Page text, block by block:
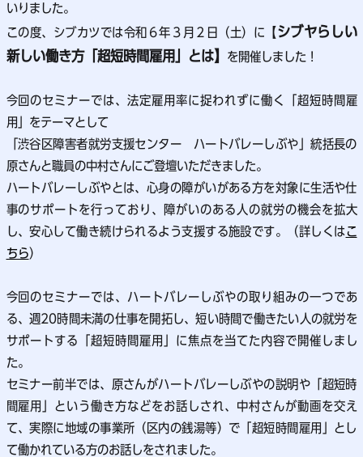
いりました。
この度、シブカツでは令和６年３月２日（土）に【シブヤらしい
新しい働き方「超短時間雇用」とは】
を開催しました！
今回のセミナーでは、法定雇用率に捉われずに働く「超短時間雇
用」をテーマとして
「渋谷区障害者就労支援センター ハートバレーしぶや」統括長の
原さんと職員の中村さんにご登壇いただきました。
ハートバレーしぶやとは、心身の障がいがある方を対象に生活や仕
事のサポートを行っており、
障がいのある人の就労の機会を拡大
し、安心して働き続けられるよう支援する施設です。（詳しくはこ
ちら）
今回のセミナーでは、ハートバレーしぶやの取り組みの一つであ
る、 週20時間未満の仕事を開拓し、短い時間で働きたい人の就労を
サポートする「超短時間雇用」に焦点を当てた内容で開催しまし
た。
セミナー前半では、原さんがハートバレーしぶやの説明や「超短時
間雇用」という働き方などをお話しされ、中村さんが動画を交え
て、実際に地域の事業所（区内の銭湯等）で「超短時間雇用」とし
て働かれている方のお話しをされました。